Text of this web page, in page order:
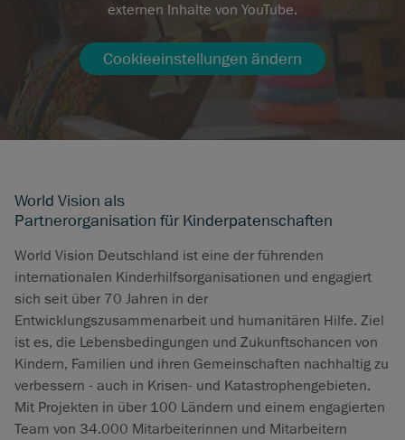
externen Inhalte von YouTube.
Cookieeinstellungen ändern
World Vision als
Partnerorganisation für Kinderpatenschaften
World Vision Deutschland ist eine der führenden
internationalen Kinderhilfsorganisationen und engagiert
sich seit über 70 Jahren in der
Entwicklungszusammenarbeit und humanitären Hilfe. Ziel
ist es, die Lebensbedingungen und Zukunftschancen von
Kindern, Familien und ihren Gemeinschaften nachhaltig zu
verbessern - auch in Krisen- und Katastrophengebieten.
Mit Projekten in über 100 Ländern und einem engagierten
Team von 34.000 Mitarbeiterinnen und Mitarbeitern